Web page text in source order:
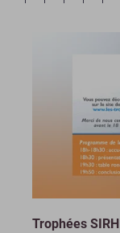
Trophées